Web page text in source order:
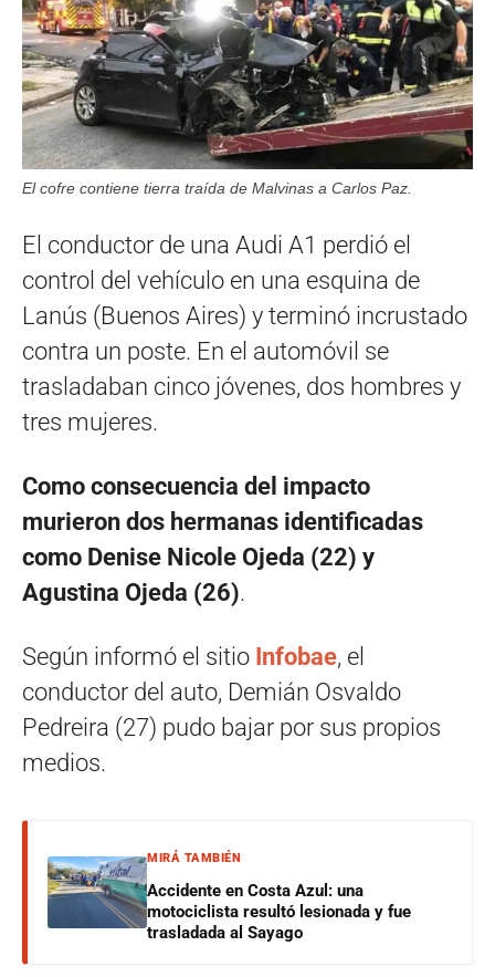
El cofre contiene tierra traída de Malvinas a Carlos Paz.
El conductor de una Audi A1 perdió el
control del vehículo en una esquina de
Lanús (Buenos Aires) y terminó incrustado
contra un poste. En el automóvil se
trasladaban cinco jóvenes, dos hombres y
tres mujeres.
Como consecuencia del impacto
murieron dos hermanas identificadas
como Denise Nicole Ojeda (22) y
Agustina Ojeda (26).
Según informó el sitio Infobae, el
conductor del auto, Demián Osvaldo
Pedreira (27) pudo bajar por sus propios
medios.
MIRÁ TAMBIÉN
Accidente en Costa Azul: una
motociclista resultó lesionada y fue
trasladada al Sayago